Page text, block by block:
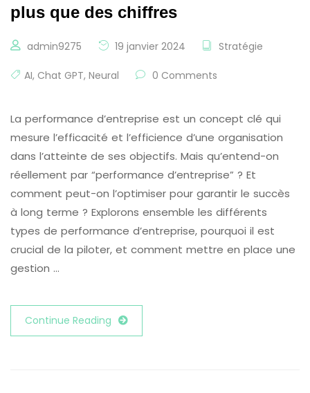
plus que des chiffres
admin9275 19 janvier 2024 Stratégie
AI, Chat GPT, Neural 0 Comments
La performance d’entreprise est un concept clé qui
mesure l’efficacité et l’efficience d’une organisation
dans l’atteinte de ses objectifs. Mais qu’entend-on
réellement par “performance d’entreprise” ? Et
comment peut-on l’optimiser pour garantir le succès
à long terme ? Explorons ensemble les différents
types de performance d’entreprise, pourquoi il est
crucial de la piloter, et comment mettre en place une
gestion …
Continue Reading